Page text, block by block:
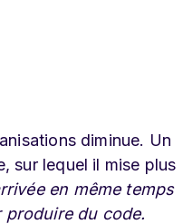
diminue. Un
sur lequel il mise plus
en même temps
produire du code.